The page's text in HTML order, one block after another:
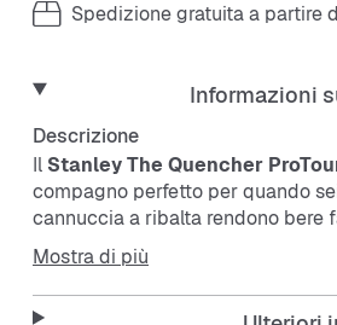
Spedizione gratuita a partire
Informazioni
Descrizione
Il Stanley The Quencher
compagno perfetto per quando
cannuccia a ribalta rendono bere
Caratteristiche:
Mostra di più